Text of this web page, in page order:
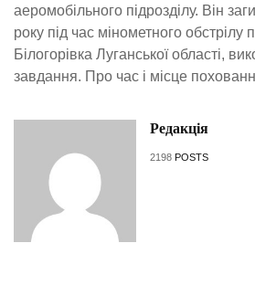
аеромобільного підрозділу. Він
року під час мінометного обстрілу
Білогорівка Луганської області,
завдання. Про час і місце
Редакція
2198 POSTS